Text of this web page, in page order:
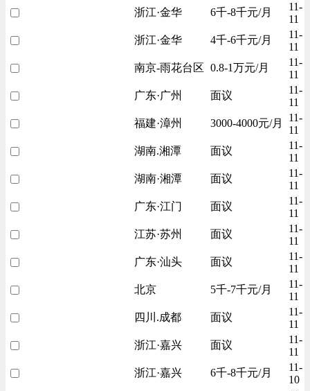
浙江·金华
6千-8千元/月
11-
11
浙江·金华
4千-6千元/月
11-
11
南京-雨花台区 0.8-1万元/月
11-
11
广东·广州
面议
11-
11
福建·漳州
3000-4000元/月
11-
11
湖南.湘潭
面议
11-
11
湖南·湘潭
面议
11-
11
广东·江门
面议
11-
11
江苏·苏州
面议
11-
11
广东·汕头
面议
11-
11
北京
5千-7千元/月
11-
11
四川.成都
面议
11-
11
浙江·嘉兴
面议
11-
11
浙江·嘉兴
6千-8千元/月
11-
10